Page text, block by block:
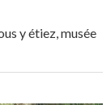
y étiez,musée